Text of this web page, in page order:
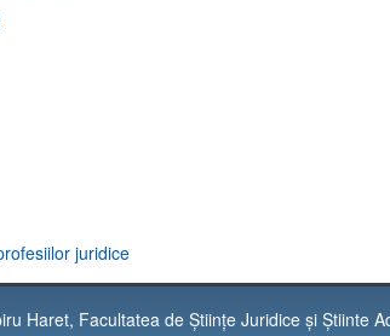
juridice
Haret, Facultatea de Științe Juridice și Știinte